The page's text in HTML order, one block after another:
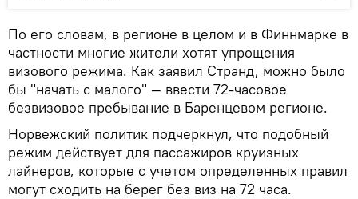
По его словам, в регионе в целом и в Финнмарке в
частности многие жители хотят упрощения
визового режима. Как заявил Странд, можно было
бы "начать с малого" — ввести 72-часовое
безвизовое пребывание в Баренцевом регионе.
Норвежский политик подчеркнул, что подобный
режим действует для пассажиров круизных
лайнеров, которые с учетом определенных правил
могут сходить на берег без виз на 72 часа.